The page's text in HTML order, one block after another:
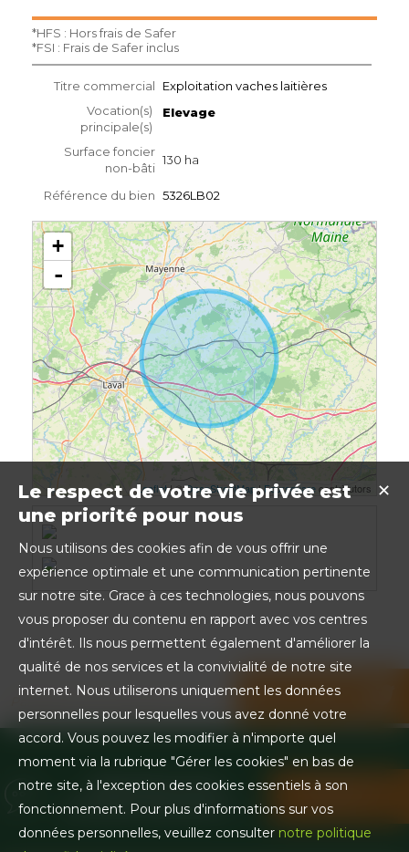
*HFS : Hors frais de Safer
*FSI : Frais de Safer inclus
Titre commercial
Exploitation vaches laitières
Vocation(s)
principale(s)
Elevage
Surface foncier
non-bâti
130 ha
Référence du bien 5326LB02
+
-
Leaflet| ©OpenStreetMap|Foursquarecontributors
Partager sur les réseaux sociaux
BESOIN D'UN
RENSEIGNEMENT ?
CONTACTEZ-
NOUS !
✕
Le respect de votre vie privée est
une priorité pour nous
Nous utilisons des cookies afin de vous offrir une
expérience optimale et une communication pertinente
sur notre site. Grace à ces technologies, nous pouvons
vous proposer du contenu en rapport avec vos centres
d'intérêt. Ils nous permettent également d'améliorer la
qualité de nos services et la convivialité de notre site
internet. Nous utiliserons uniquement les données
personnelles pour lesquelles vous avez donné votre
accord. Vous pouvez les modifier à n'importe quel
moment via la rubrique "Gérer les cookies" en bas de
notre site, à l'exception des cookies essentiels à son
fonctionnement. Pour plus d'informations sur vos
données personnelles, veuillez consulter notre politique